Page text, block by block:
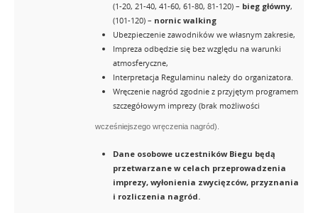
(1-20, 21-40, 41-60, 61-80, 81-120) – bieg główny,
(101-120) – nornic walking
Ubezpieczenie zawodników we własnym zakresie,
Impreza odbędzie się bez względu na warunki
atmosferyczne,
Interpretacja Regulaminu należy do organizatora.
Wręczenie nagród zgodnie z przyjętym programem
szczegółowym imprezy (brak możliwości
wcześniejszego wręczenia nagród).
Dane osobowe uczestników Biegu będą
przetwarzane w celach przeprowadzenia
imprezy, wyłonienia zwycięzców, przyznania
i rozliczenia nagród.